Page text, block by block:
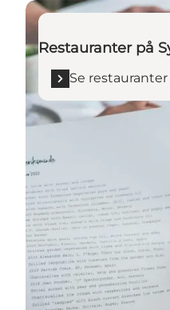
Se restauranter i
Restauranter på
Se